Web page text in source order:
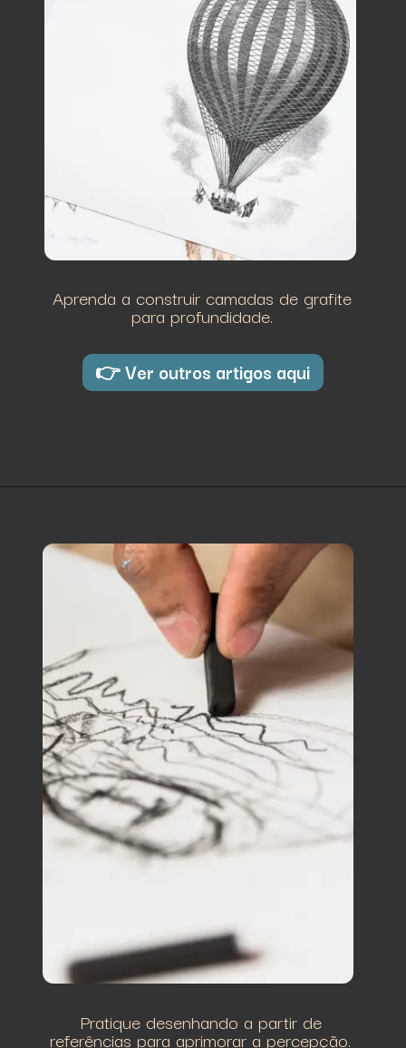
Aprenda a construir camadas de grafite
para profundidade.
👉 Ver outros artigos aqui
Pratique desenhando a partir de
referências para aprimorar a percepção.